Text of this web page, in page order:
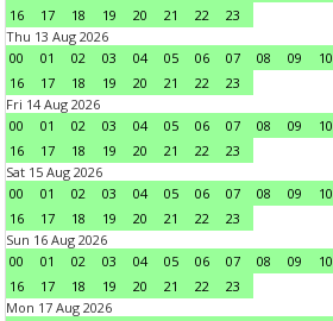
16
17 18 19 20 21 22
23
Thu 13 Aug 2026
00
01 02 03 04 05 06 07 08 09 10
16
17 18 19 20 21 22
23
Fri 14 Aug 2026
00
01 02 03 04 05 06 07 08 09 10
16
17 18 19 20 21 22
23
Sat 15 Aug 2026
00
01 02 03 04 05 06 07 08 09 10
16
17 18 19 20 21 22
23
Sun 16 Aug 2026
00
01 02 03 04 05 06 07 08 09 10
16
17 18 19 20 21 22
23
Mon 17 Aug 2026